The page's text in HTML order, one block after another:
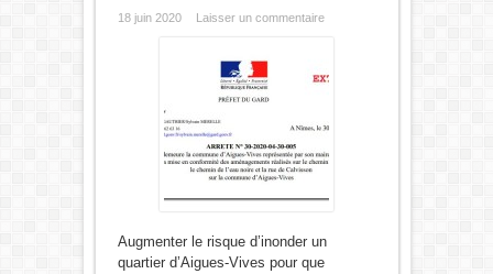
18 juin 2020 Laisser un commentaire
Augmenter le risque d’inonder un
quartier d’Aigues-Vives pour que